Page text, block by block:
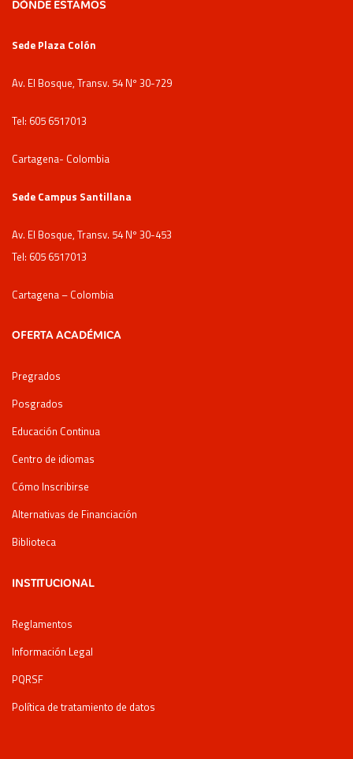
DÓNDE ESTAMOS
Sede Plaza Colón
Av. El Bosque, Transv. 54 Nº 30-729
Tel: 605 6517013
Cartagena- Colombia
Sede Campus Santillana
Av. El Bosque, Transv. 54 Nº 30-453
Tel: 605 6517013
Cartagena – Colombia
OFERTA ACADÉMICA
Pregrados
Posgrados
Educación Continua
Centro de idiomas
Cómo Inscribirse
Alternativas de Financiación
Biblioteca
INSTITUCIONAL
Reglamentos
Información Legal
PQRSF
Política de tratamiento de datos